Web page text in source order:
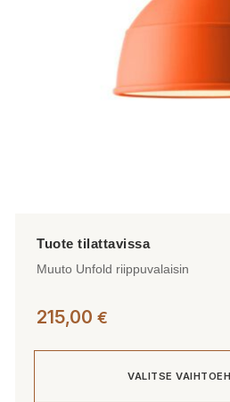
Muuto Unfold riippuvalaisin
215,00 €
VALITSE